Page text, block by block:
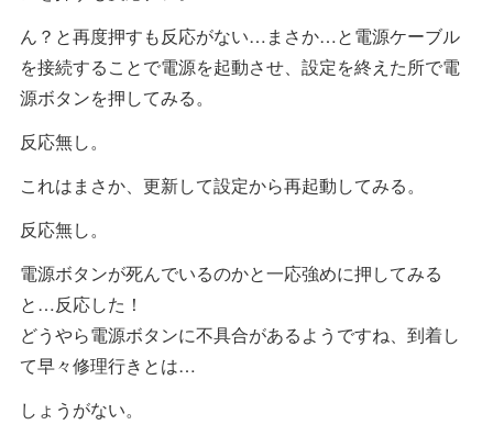
ん？と再度押すも反応がない…まさか…と電源ケーブル
を接続することで電源を起動させ、設定を終えた所で電
源ボタンを押してみる。
反応無し。
これはまさか、更新して設定から再起動してみる。
反応無し。
電源ボタンが死んでいるのかと一応強めに押してみる
と…反応した！
どうやら電源ボタンに不具合があるようですね、到着し
て早々修理行きとは…
しょうがない。